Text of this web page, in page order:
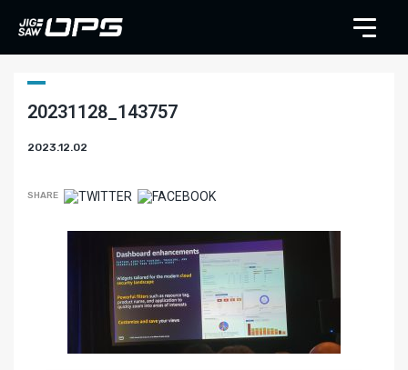
20231128_143757
2023.12.02
SHARE